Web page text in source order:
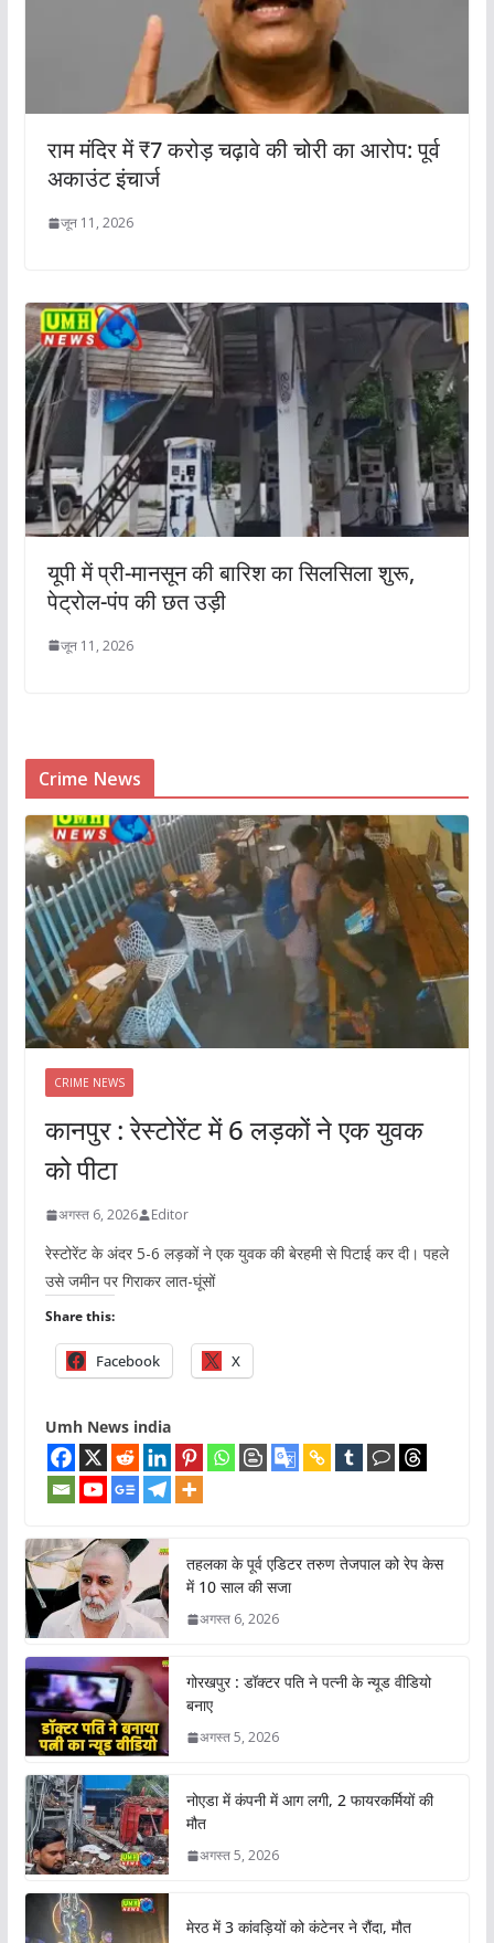
राम मंदिर में ₹7 करोड़ चढ़ावे की चोरी का आरोप: पूर्व
अकाउंट इंचार्ज
जून 11, 2026
यूपी में प्री-मानसून की बारिश का सिलसिला शुरू,
पेट्रोल-पंप की छत उड़ी
जून 11, 2026
Crime News
CRIME NEWS
कानपुर : रेस्टोरेंट में 6 लड़कों ने एक युवक
को पीटा
अगस्त 6, 2026 Editor
रेस्टोरेंट के अंदर 5-6 लड़कों ने एक युवक की बेरहमी से पिटाई कर दी। पहले
उसे जमीन पर गिराकर लात-घूंसों
Share this:
Facebook X
Umh News india
तहलका के पूर्व एडिटर तरुण तेजपाल को रेप केस
में 10 साल की सजा
अगस्त 6, 2026
गोरखपुर : डॉक्टर पति ने पत्नी के न्यूड वीडियो
बनाए
अगस्त 5, 2026
नोएडा में कंपनी में आग लगी, 2 फायरकर्मियों की
मौत
अगस्त 5, 2026
मेरठ में 3 कांवड़ियों को कंटेनर ने रौंदा, मौत